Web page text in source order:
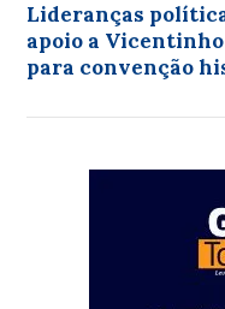
Lideranças
apoio a
para convenção